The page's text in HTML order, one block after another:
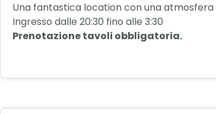
Una fantastica location con una
Ingresso dalle 20:30 fino alle 3:30
Prenotazione tavoli obbligatoria.